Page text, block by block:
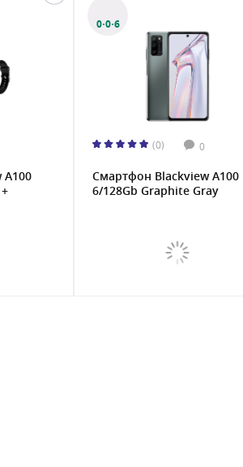
0·0·6
(0) 0
Смартфон Blackview A100
6/128Gb Graphite Gray